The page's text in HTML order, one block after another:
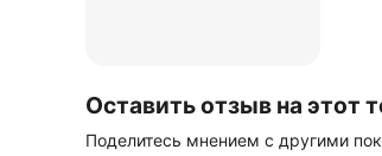
Оставить отзыв на этот
Поделитесь мнением с другими